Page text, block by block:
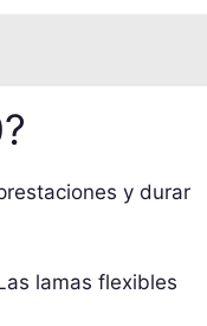
y durar
lamas flexibles